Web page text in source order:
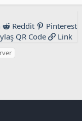
Reddit
Pinterest
QR Code
Link